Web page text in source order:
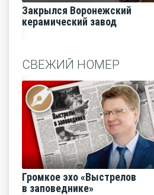
Закрылся Воронежский
керамический завод
СВЕЖИЙ НОМЕР
Громкое эхо «Выстрелов
в заповеднике»